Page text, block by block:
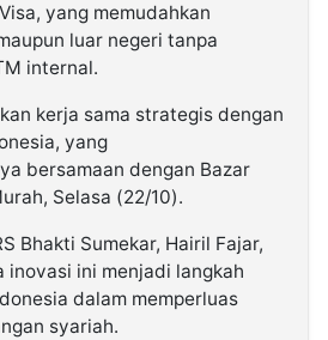
yang memudahkan
luar negeri tanpa
internal.
kerja sama strategis dengan
yang
bersamaan dengan Bazar
Selasa (22/10).
Bhakti Sumekar, Hairil Fajar,
inovasi ini menjadi langkah
dalam memperluas
syariah.